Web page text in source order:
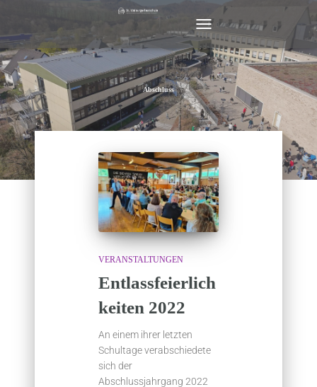
NAVIGATION
UMSCHALTEN
Abschluss
VERANSTALTUNGEN
Entlassfeierlich
keiten 2022
An einem ihrer letzten
Schultage verabschiedete
sich der
Abschlussjahrgang 2022